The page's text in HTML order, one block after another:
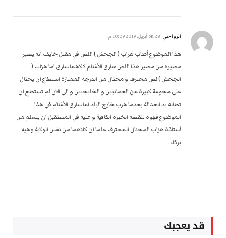
الرواحي 28 أبريل، 2019 10:09 م
هذا الموضوع أصاب هزاب ( الجحش ) اللص في مقتل خايف انه يصير
مصيره من مصير هذا اللص سارق الأغنام كلاهما سارق اما هزاب (
الجحش ) لص محترف و محتال من الدرجة الممتازة استطاع ان يحتال
على مجوعة كبيرة من العمانيين و الخليجيين و الى الان لم تستطع ان
تطاله يد العدالة بعدما هرب خارج البلد اما سارق الأغنام في هذا
الموضوع فهوه تنقصه الخبرة الكافية و عليه في المستقبل ان يتعلم من
أستاذة هزاب المحتال المحترف علما ان كلاهما من نفس الولاية وهيه
بركاء.
قد يعجبك